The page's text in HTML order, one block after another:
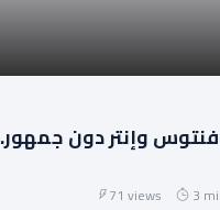
وإنتر دون
3
71 views